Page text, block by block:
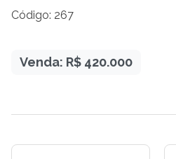
Código: 267
Venda: R$ 420.000